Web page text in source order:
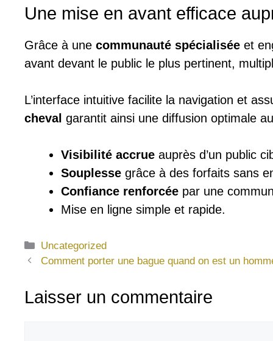
Une mise en avant efficace
Grâce à une communauté spécialisée et
avant devant le public le plus pertinent,
L’interface intuitive facilite la navigation et
cheval garantit ainsi une diffusion optimale
Visibilité accrue auprès d’un public
Souplesse grâce à des forfaits sans
Confiance renforcée par une
Mise en ligne simple et rapide.
Catégories
Uncategorized
Comment porter une bague quand on est un
Laisser un commentaire